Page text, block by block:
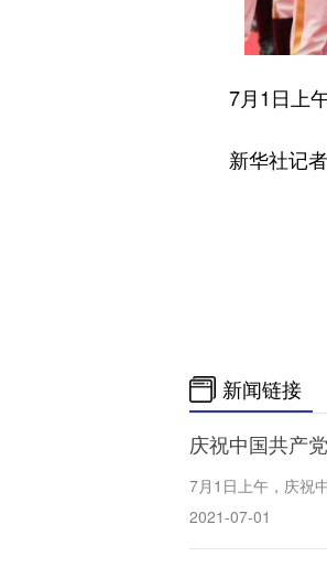
7月1日上午
新华社记者
新闻链接
庆祝中国共产
7月1日上午，庆祝
2021-07-01